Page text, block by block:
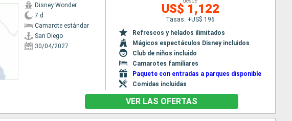
Disney Wonder
7 d
Camarote estándar
San Diego
30/04/2027
US$ 1,122
Tasas: +US$ 196
Refrescos y helados ilimitados
Mágicos espectáculos Disney incluidos
Club de niños incluido
Camarotes familiares
Paquete con entradas a parques disponible
Comidas incluidas
VER LAS OFERTAS